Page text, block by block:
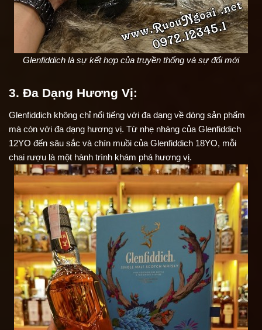
Glenfiddich là sự kết hợp của truyền thống và sự đổi mới
3. Đa Dạng Hương Vị:
Glenfiddich không chỉ nổi tiếng với đa dạng về dòng sản phẩm
mà còn với đa dạng hương vị. Từ nhẹ nhàng của Glenfiddich
12YO đến sâu sắc và chín muồi của Glenfiddich 18YO, mỗi
chai rượu là một hành trình khám phá hương vị.